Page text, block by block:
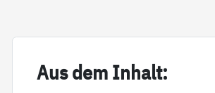
Aus dem In­halt: